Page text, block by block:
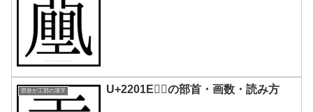
部首が工部の漢字 U+2201E｜𢀞の部首・画数・読み方